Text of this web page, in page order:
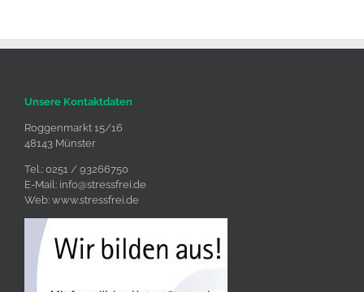
Unsere Kontaktdaten
Roggenmarkt 15/16
48143 Münster
Tel.: 0251 / 93266750
E-Mail: info@stressfrei.de
Web: www.stressfrei.de